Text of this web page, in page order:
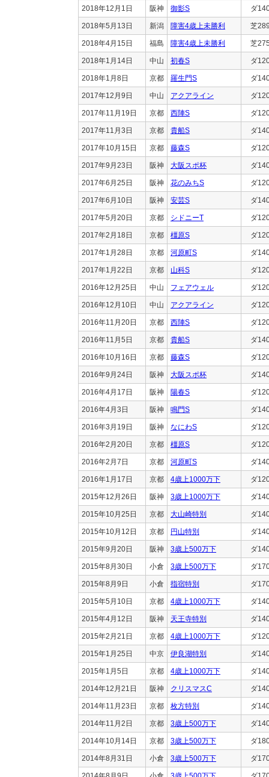
2018年12月1日 阪神 御影S ダ
2018年5月13日 新潟 障害4歳上未勝利 芝
2018年4月15日 福島 障害4歳上未勝利 芝
2018年1月14日 中山 初春S ダ
2018年1月8日 京都 羅生門S ダ
2017年12月9日 中山 アクアライン ダ
2017年11月19日 京都 西陣S ダ
2017年11月3日 京都 貴船S ダ
2017年10月15日 京都 藤森S ダ
2017年9月23日 阪神 大阪スポ杯 ダ
2017年6月25日 阪神 花のみちS ダ
2017年6月10日 阪神 安芸S ダ
2017年5月20日 京都 シドニーT ダ
2017年2月18日 京都 橿原S ダ
2017年1月28日 京都 河原町S ダ
2017年1月22日 京都 山科S ダ
2016年12月25日 中山 フェアウェル ダ
2016年12月10日 中山 アクアライン ダ
2016年11月20日 京都 西陣S ダ
2016年11月5日 京都 貴船S ダ
2016年10月16日 京都 藤森S ダ
2016年9月24日 阪神 大阪スポ杯 ダ
2016年4月17日 阪神 陽春S ダ
2016年4月3日 阪神 鳴門S ダ
2016年3月19日 阪神 なにわS ダ
2016年2月20日 京都 橿原S ダ
2016年2月7日 京都 河原町S ダ
2016年1月17日 京都 4歳上1000万下 ダ
2015年12月26日 阪神 3歳上1000万下 ダ
2015年10月25日 京都 大山崎特別 ダ
2015年10月12日 京都 円山特別 ダ
2015年9月20日 阪神 3歳上500万下 ダ
2015年8月30日 小倉 3歳上500万下 ダ
2015年8月9日 小倉 指宿特別 ダ
2015年5月10日 京都 4歳上1000万下 ダ
2015年4月12日 阪神 天王寺特別 ダ
2015年2月21日 京都 4歳上1000万下 ダ
2015年1月25日 中京 伊良湖特別 ダ
2015年1月5日 京都 4歳上1000万下 ダ
2014年12月21日 阪神 クリスマスC ダ
2014年11月23日 京都 枚方特別 ダ
2014年11月2日 京都 3歳上500万下 ダ
2014年10月14日 京都 3歳上500万下 ダ
2014年8月31日 小倉 3歳上500万下 ダ